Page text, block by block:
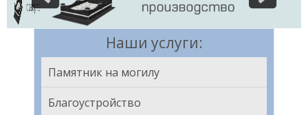
Наши услуги:
Памятник на могилу
Благоустройство